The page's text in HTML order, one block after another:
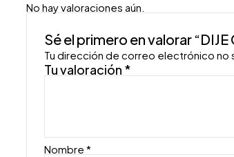
No hay valoraciones aún.
Sé el primero en valorar
Tu dirección de correo electrónico no
Tu valoración *
Nombre*